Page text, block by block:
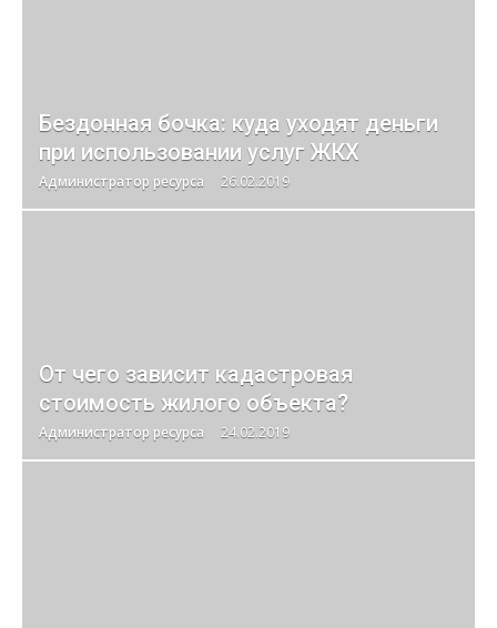
Бездонная бочка: куда уходят деньги
при использовании услуг ЖКХ
Администратор ресурса 26.02.2019
От чего зависит кадастровая
стоимость жилого объекта?
Администратор ресурса 24.02.2019